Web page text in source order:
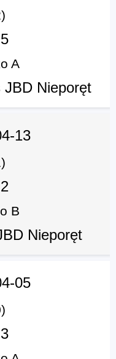
5
A
Nieporęt
13
2
B
Nieporęt
05
3